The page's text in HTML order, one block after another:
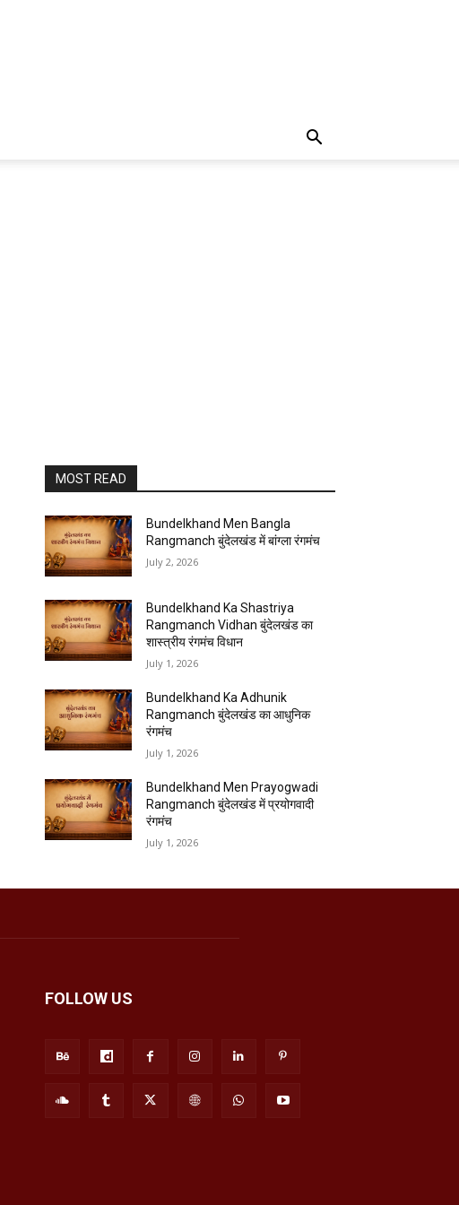
MOST READ
Bundelkhand Men Bangla
Rangmanch बुंदेलखंड में बांग्ला रंगमंच
July 2, 2026
Bundelkhand Ka Shastriya
Rangmanch Vidhan बुंदेलखंड का
शास्त्रीय रंगमंच विधान
July 1, 2026
Bundelkhand Ka Adhunik
Rangmanch बुंदेलखंड का आधुनिक
रंगमंच
July 1, 2026
Bundelkhand Men Prayogwadi
Rangmanch बुंदेलखंड में प्रयोगवादी
रंगमंच
July 1, 2026
FOLLOW US